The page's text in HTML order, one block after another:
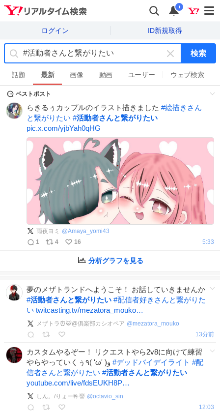
i
ログイン ID新規取得
キ
ー
ワ
ド
す
検索
話題 最新 画像 動画 ユーザー ウェブ検索
ベストポスト
らきるぅカップルのイラスト描きました #絵描きさん
と繋がりたい #活動者さんと繋がりたい
pic.x.com/yjbYah0qHG
雨夜ヨミ @Amaya_yomi43
1
4 16 5:33
分析グラフを見る
夢のメザトランドへようこそ！ お話していきませんか
#活動者さんと繋がりたい #配信者好きさんと繋がりた
い twitcasting.tv/mezatora_mouko…
メザトラ⏰🐯@俱楽部カシオペア @mezatora_mouko
13分前
カスタムやるぞー！ リクエストやら2v8に向けて練習
#デッドバイデイライト #配
信者さんと繋がりたい #活動者さんと繋がりたい
youtube.com/live/fdsEUKH8P…
しん。/りょー🤟👹 @octavio_sin
12:03